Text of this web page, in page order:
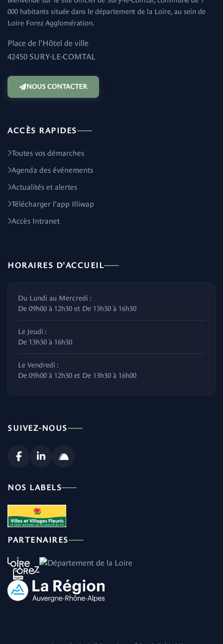
000 habitants située dans le département de la Loire, au sein de
Loire Forez Agglomération.
Place de l'Hôtel de ville
42450 SURY-LE-COMTAL
NOUS CONTACTER
ACCÈS RAPIDES
Toutes vos démarches
Agenda des événements
Actualités et alertes
Télécharger l'app Illiwap
Accès Intranet
HORAIRES D'ACCUEIL
Du Lundi au Mercredi :
De 09h00 à 12h30 et De 13h30 à 16h30
Le Jeudi :
De 13h30 à 16h30
Le Vendredi :
De 09h00 à 12h30 et De 13h30 à 16h00
SUIVEZ-NOUS
NOS LABELS
PARTENAIRES